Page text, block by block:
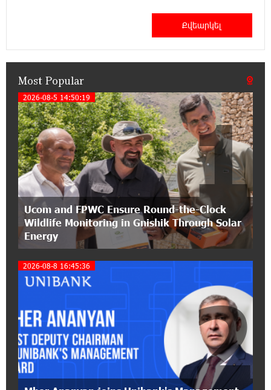
Haik Kazazyan to Perform Khachaturian’s Violin
14:33:36 11-07-2026
My Forest Armenia is a beneficiary of the "Power
of One Dram" initiative in July
12:53:12 11-07-2026
Become a Unibank shareholder and benefit from
an attractive investment opportunity
21:50:45 9-07-2026
IDBank warns of scam calls impersonating
pension funds
A little corner of France in Hrazdan, with the
partnership of Converse SME
17:31:55 8-07-2026
Idram is the general partner of the "Towards
Conscious Parenting 2026" annual conference
Polytechnic University Graduation Ceremony
Most Popular
2026-08-5 14:50:19
Ucom and FPWC Ensure Round-the-Clock
Wildlife Monitoring in Gnishik Through Solar
Energy
1
2026-08-8 16:45:36
2